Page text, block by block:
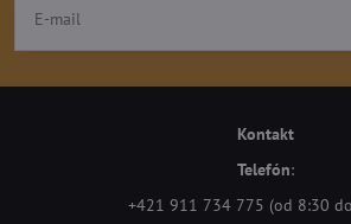
Kontakt
Telefón:
+421 911 734 775 (od 8:30